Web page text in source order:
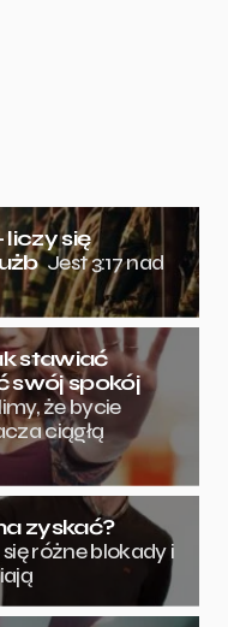
się
Jest 3:17 nad
stawiać
swój spokój
że bycie
ciągłą
zyskać?
różne blokady i